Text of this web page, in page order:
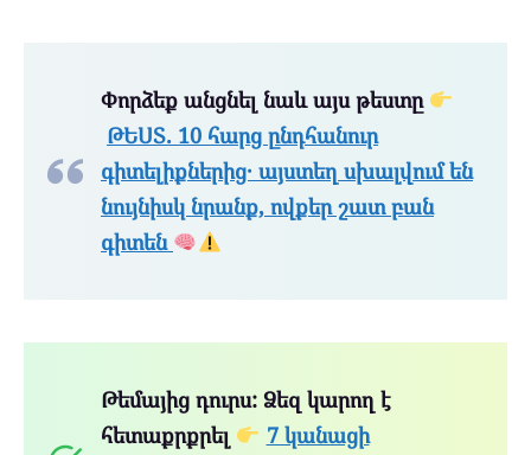
Փորձեք անցնել նաև այս թեստը
ԹԵՍՏ. 10 հարց ընդհանուր
գիտելիքներից․ այստեղ սխալվում են
նույնիսկ նրանք, ովքեր շատ բան
գիտեն
Թեմայից դուրս: Ձեզ կարող է
հետաքրքրել
7 կանացի